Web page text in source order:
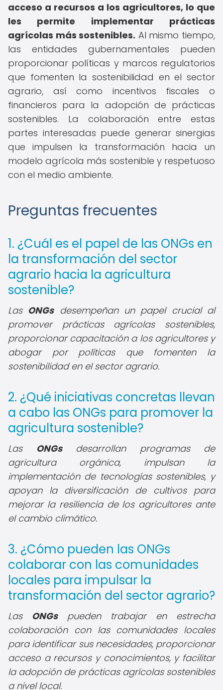
acceso a recursos a los agricultores, lo que
les permite implementar prácticas
agrícolas más sostenibles. Al mismo tiempo,
las entidades gubernamentales pueden
proporcionar políticas y marcos regulatorios
que fomenten la sostenibilidad en el sector
agrario, así como incentivos fiscales o
financieros para la adopción de prácticas
sostenibles. La colaboración entre estas
partes interesadas puede generar sinergias
que impulsen la transformación hacia un
modelo agrícola más sostenible y respetuoso
con el medio ambiente.
Preguntas frecuentes
1. ¿Cuál es el papel de las ONGs en
la transformación del sector
agrario hacia la agricultura
sostenible?
Las ONGsdesempeñan un papel crucial al
promover prácticas agrícolas sostenibles,
proporcionar capacitación a los agricultores y
abogar por políticas que fomenten la
sostenibilidad en el sector agrario.
2. ¿Qué iniciativas concretas llevan
a cabo las ONGs para promover la
agricultura sostenible?
Las ONGsdesarrollan programas de
agricultura orgánica, impulsan la
implementación de tecnologías sostenibles, y
apoyan la diversificación de cultivos para
mejorar la resiliencia de los agricultores ante
el cambio climático.
3. ¿Cómo pueden las ONGs
colaborar con las comunidades
locales para impulsar la
transformación del sector agrario?
Las ONGspueden trabajar en estrecha
colaboración con las comunidades locales
para identificar sus necesidades, proporcionar
acceso a recursos y conocimientos, y facilitar
la adopción de prácticas agrícolas sostenibles
a nivel local.